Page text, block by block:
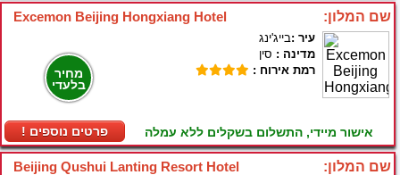
Excemon Beijing Hongxiang Hotel שם המלון:
מחיר
בלעדי
! פרטים נוספים
עיר :בייג'ינג
מדינה : סין
רמת אירוח :
אישור מיידי, התשלום בשקלים ללא עמלה
Beijing Qushui Lanting Resort Hotel שם המלון: